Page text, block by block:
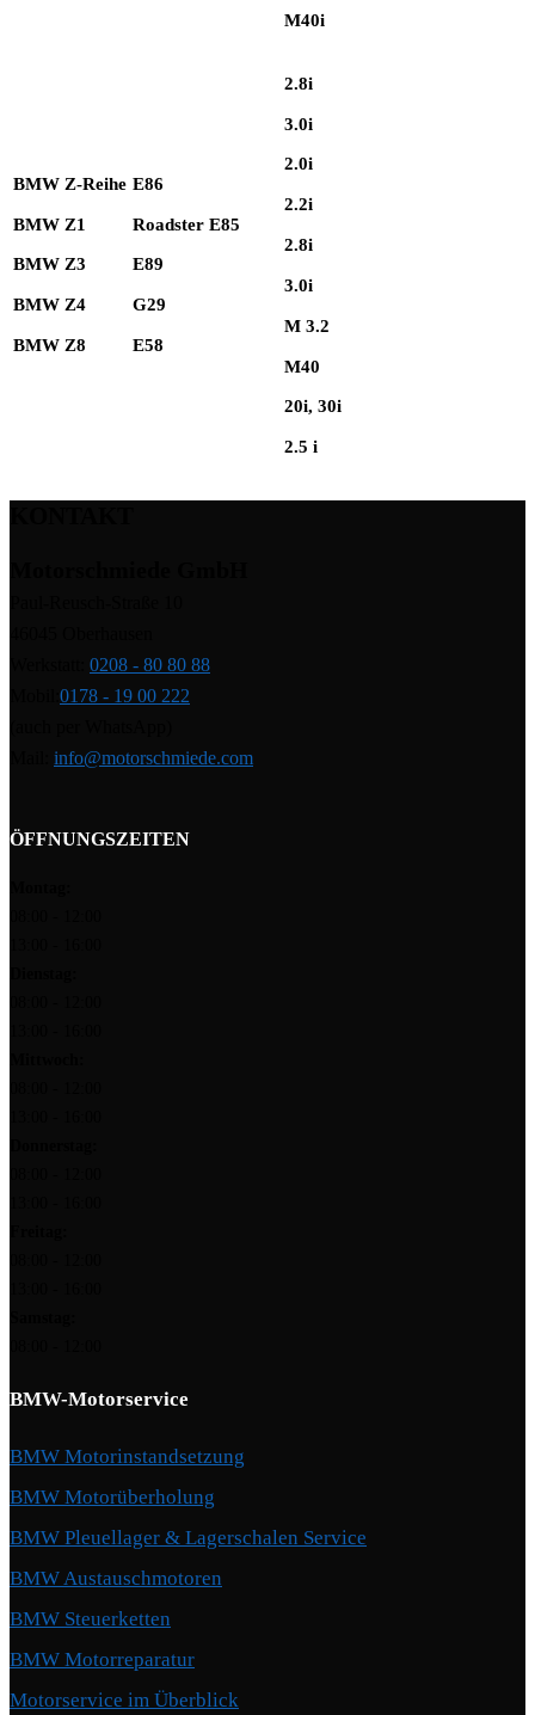
M40i
BMW Z-Reihe
BMW Z1
BMW Z3
BMW Z4
BMW Z8
E86
Roadster E85
E89
G29
E58
2.8i
3.0i
2.0i
2.2i
2.8i
3.0i
M 3.2
M40
20i, 30i
2.5 i
0208 - 80 80 88
0178 - 19 00 222
info@motorschmiede.com
ÖFFNUNGSZEITEN
BMW-Motorservice
BMW Motorinstandsetzung
BMW Motorüberholung
BMW Pleuellager & Lagerschalen Service
BMW Austauschmotoren
BMW Steuerketten
BMW Motorreparatur
Motorservice im Überblick